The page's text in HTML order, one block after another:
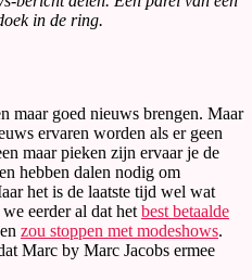
in de ring.
maar goed nieuws brengen. Maar
ervaren worden als er geen
maar pieken zijn ervaar je de
hebben dalen nodig om
het is de laatste tijd wel wat
eerder al dat het best betaalde
zou stoppen met modeshows.
Marc by Marc Jacobs ermee